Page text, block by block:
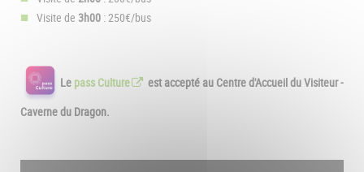
Visite de 3h00 : 250€/bus
Le pass Culture
est accepté au Centre d'Accueil du Visiteur -
Caverne du Dragon.